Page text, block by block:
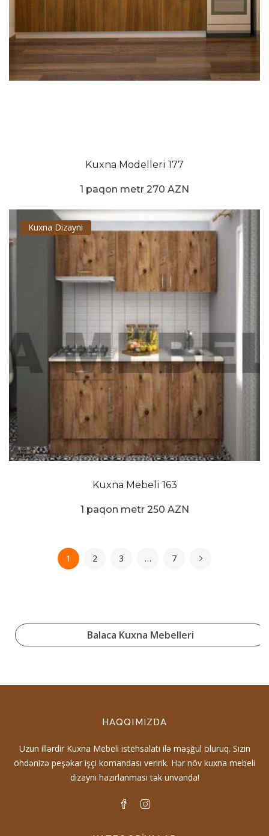
Kuxna Modelleri 177
1 paqon metr 270 AZN
Kuxna Dizayni
Kuxna Mebeli 163
1 paqon metr 250 AZN
1 2 3 … 7
Balaca Kuxna Mebelleri
HAQQIMIZDA
Uzun illərdir Kuxna Mebeli istehsalatı ilə məşğul oluruq. Sizin
öhdənizə peşəkar işçi komandası veririk. Hər növ kuxna mebeli
dizaynı hazırlanması tək ünvanda!